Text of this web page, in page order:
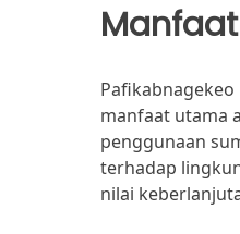
manfaat utama
penggunaan
terhadap
nilai